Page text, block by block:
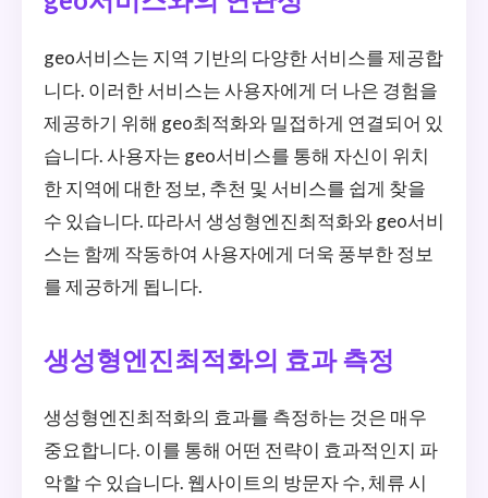
geo서비스는 지역 기반의 다양한 서비스를 제공합
니다. 이러한 서비스는 사용자에게 더 나은 경험을
제공하기 위해 geo최적화와 밀접하게 연결되어 있
습니다. 사용자는 geo서비스를 통해 자신이 위치
한 지역에 대한 정보, 추천 및 서비스를 쉽게 찾을
수 있습니다. 따라서 생성형엔진최적화와 geo서비
스는 함께 작동하여 사용자에게 더욱 풍부한 정보
를 제공하게 됩니다.
생성형엔진최적화의 효과 측정
생성형엔진최적화의 효과를 측정하는 것은 매우
중요합니다. 이를 통해 어떤 전략이 효과적인지 파
악할 수 있습니다. 웹사이트의 방문자 수, 체류 시